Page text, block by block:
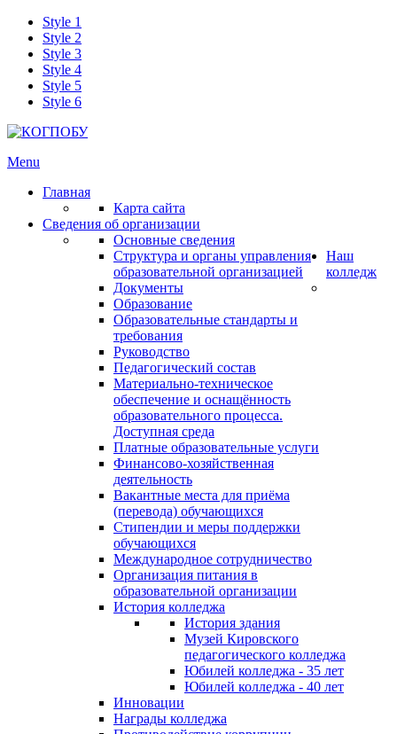
Style 1
Style 2
Style 3
Style 4
Style 5
Style 6
Menu
Главная
Карта сайта
Сведения об организации
Основные сведения
Структура и органы управления
образовательной организацией
Документы
Образование
Образовательные стандарты и
требования
Руководство
Педагогический состав
Материально-техническое
обеспечение и оснащённость
образовательного процесса.
Доступная среда
Платные образовательные услуги
Финансово-хозяйственная
деятельность
Вакантные места для приёма
(перевода) обучающихся
Стипендии и меры поддержки
обучающихся
Международное сотрудничество
Организация питания в
образовательной организации
Наш
колледж
История колледжа
История здания
Музей Кировского
педагогического колледжа
Юбилей колледжа - 35 лет
Юбилей колледжа - 40 лет
Инновации
Награды колледжа